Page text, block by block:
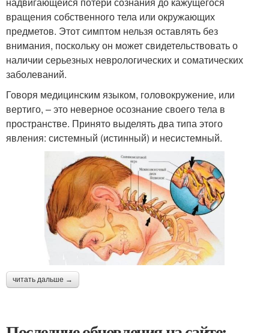
вращения собственного тела или окружающих
предметов. Этот симптом нельзя оставлять без
внимания, поскольку он может свидетельствовать о
наличии серьезных неврологических и соматических
заболеваний.
Говоря медицинским языком, головокружение, или
вертиго, – это неверное осознание своего тела в
пространстве. Принято выделять два типа этого
явления: системный (истинный) и несистемный.
читать дальше →